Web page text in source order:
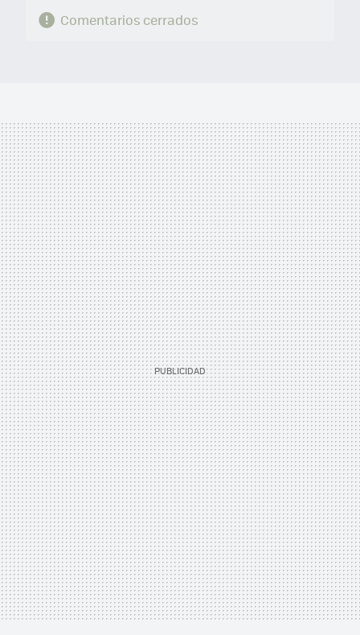
Comentarios cerrados